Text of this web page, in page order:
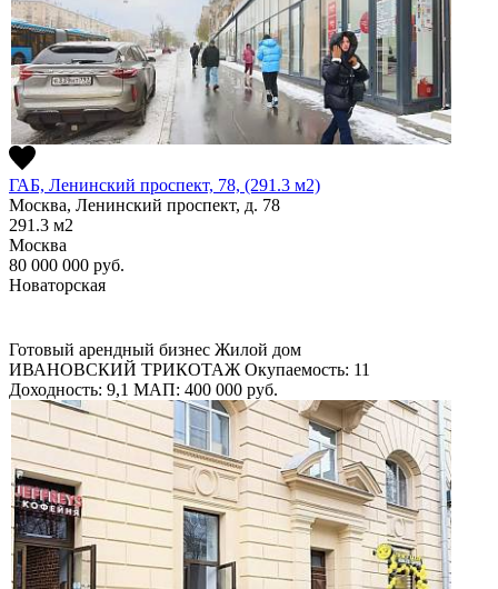
ГАБ, Ленинский проспект, 78, (291.3 м2)
Москва, Ленинский проспект, д. 78
291.3 м2
Москва
80 000 000 руб.
Новаторская
Готовый арендный бизнес Жилой дом
ИВАНОВСКИЙ ТРИКОТАЖ Окупаемость: 11
Доходность: 9,1 МАП: 400 000 руб.